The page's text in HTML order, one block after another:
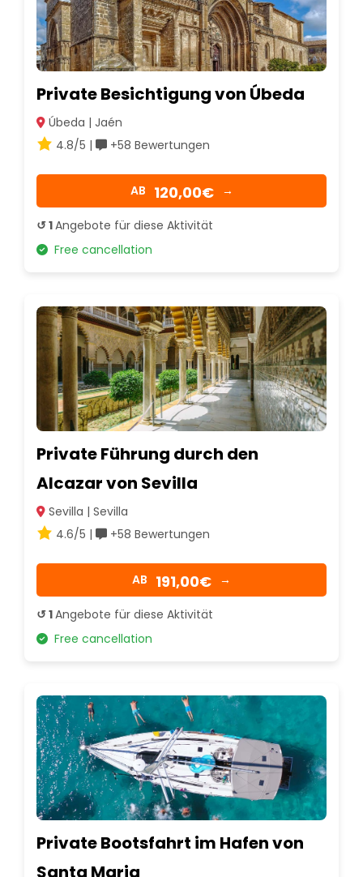
Private Besichtigung von Úbeda
Úbeda | Jaén
4.8/5 |
+58 Bewertungen
AB 120,00€ →
↺ 1Angebote für diese Aktivität
Free cancellation
Private Führung durch den
Alcazar von Sevilla
Sevilla | Sevilla
4.6/5 |
+58 Bewertungen
AB 191,00€ →
↺ 1Angebote für diese Aktivität
Free cancellation
Private Bootsfahrt im Hafen von
Santa Maria